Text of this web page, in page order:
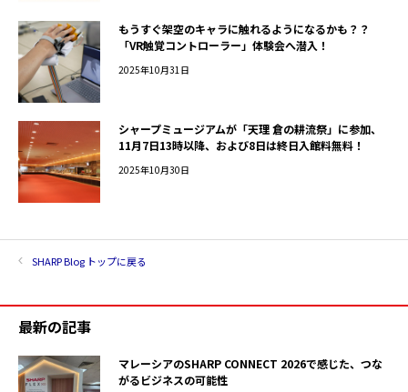
もうすぐ架空のキャラに触れるようになるかも？？
「VR触覚コントローラー」体験会へ潜入！
2025年10月31日
シャープミュージアムが「天理 倉の耕流祭」に参加、
11月7日13時以降、および8日は終日入館料無料！
2025年10月30日
SHARP Blog トップに戻る
最新の記事
マレーシアのSHARP CONNECT 2026で感じた、つな
がるビジネスの可能性